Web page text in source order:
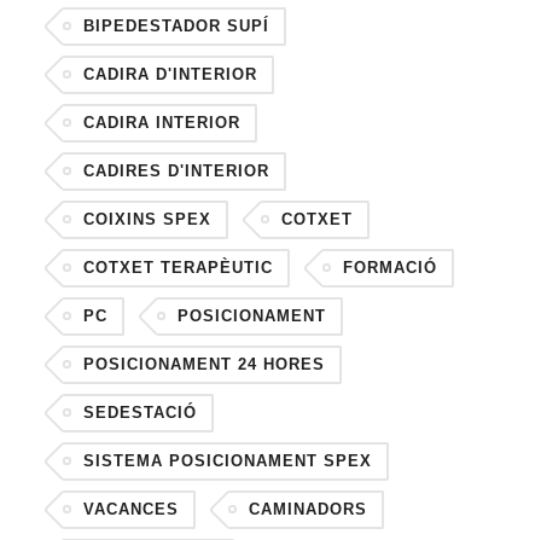
BIPEDESTADOR SUPÍ
CADIRA D'INTERIOR
CADIRA INTERIOR
CADIRES D'INTERIOR
COIXINS SPEX COTXET
COTXET TERAPÈUTIC FORMACIÓ
PC POSICIONAMENT
POSICIONAMENT 24 HORES
SEDESTACIÓ
SISTEMA POSICIONAMENT SPEX
VACANCES CAMINADORS